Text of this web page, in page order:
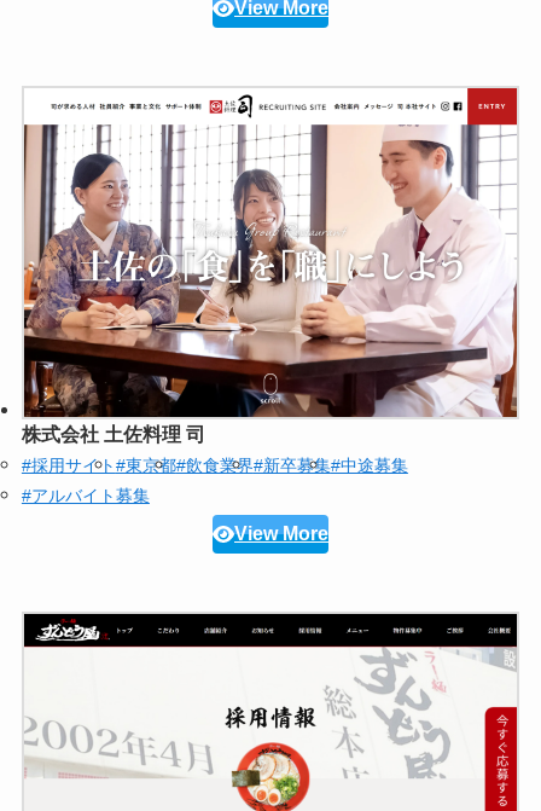
View More
株式会社 土佐料理 司
#採用サイト#東京都#飲食業界#新卒募集#中途募集
#アルバイト募集
View More